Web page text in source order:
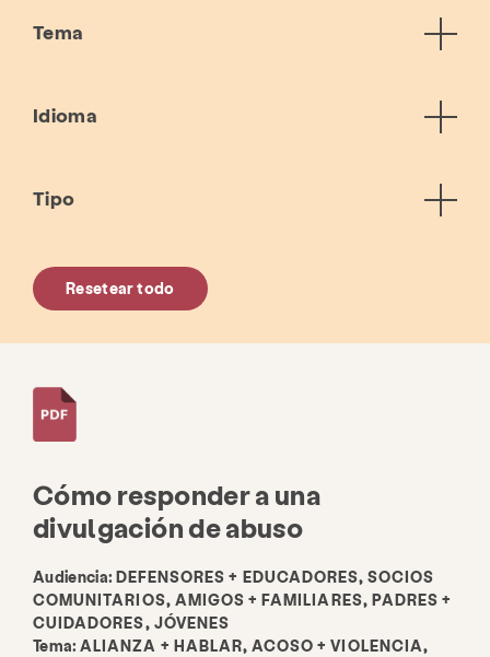
Tema
Idioma
Tipo
Resetear todo
Cómo responder a una
divulgación de abuso
Audiencia: DEFENSORES + EDUCADORES, SOCIOS
COMUNITARIOS, AMIGOS + FAMILIARES, PADRES +
CUIDADORES, JÓVENES
Tema:ALIANZA + HABLAR, ACOSO + VIOLENCIA,